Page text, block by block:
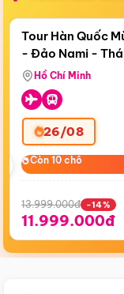
Còn17 ngày 21:21:10
Bay Sun
Tour Hàn Quốc
- Đảo Nami -
Airways)
Hồ Chí Minh
26/08
Còn 10 chỗ
Còn 10 chỗ
13.999.000đ -14%
11.999.000đ